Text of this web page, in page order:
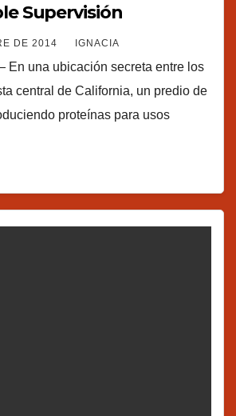
Supervisión
DE 2014 IGNACIA
una ubicación secreta entre los
central de California, un predio de
proteínas para usos